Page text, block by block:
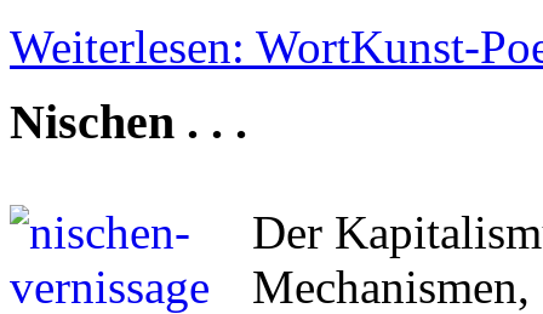
Weiterlesen: WortKunst-
Nischen . . .
Der
Mechanismen,